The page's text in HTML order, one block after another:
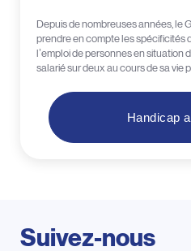
Depuis de nombreuses années, le
prendre en compte les spécificités
l’emploi de personnes en situation
salarié sur deux au cours de sa vie
Handicap
Suivez-nous